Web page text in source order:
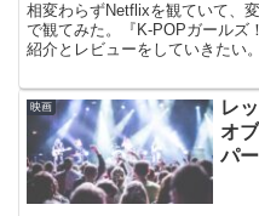
相変わらずNetflixを観ていて、
で観てみた。『K-POPガールズ
紹介とレビューをしていきたい
映画
レ
オ
パ